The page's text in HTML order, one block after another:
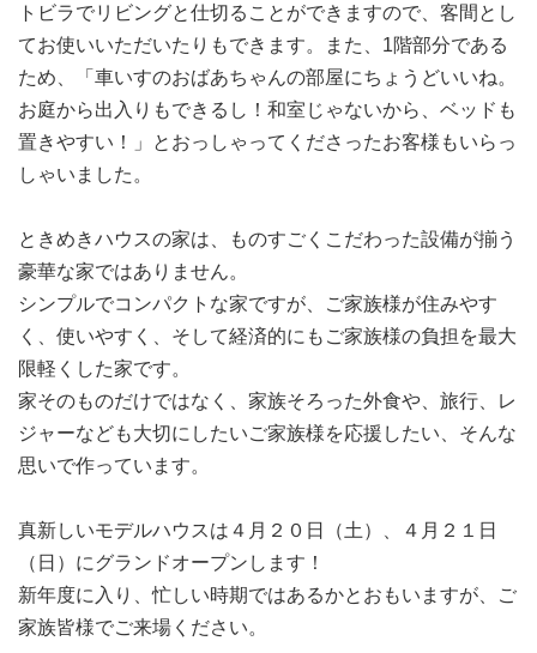
トビラでリビングと仕切ることができますので、客間とし
てお使いいただいたりもできます。また、1階部分である
ため、「車いすのおばあちゃんの部屋にちょうどいいね。
お庭から出入りもできるし！和室じゃないから、ベッドも
置きやすい！」とおっしゃってくださったお客様もいらっ
しゃいました。
ときめきハウスの家は、ものすごくこだわった設備が揃う
豪華な家ではありません。
シンプルでコンパクトな家ですが、ご家族様が住みやす
く、使いやすく、そして経済的にもご家族様の負担を最大
限軽くした家です。
家そのものだけではなく、家族そろった外食や、旅行、レ
ジャーなども大切にしたいご家族様を応援したい、そんな
思いで作っています。
真新しいモデルハウスは４月２０日（土）、４月２１日
（日）にグランドオープンします！
新年度に入り、忙しい時期ではあるかとおもいますが、ご
家族皆様でご来場ください。